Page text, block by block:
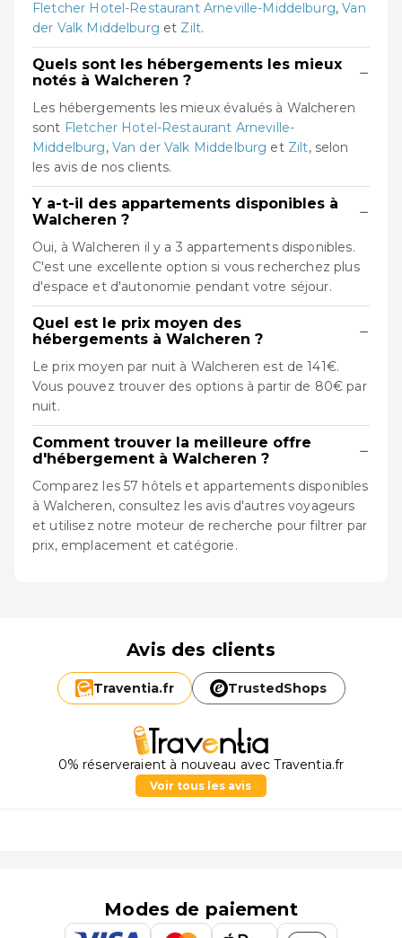
Fletcher Hotel-Restaurant Arneville-Middelburg,Van
der Valk Middelburg et Zilt.
Quels sont les hébergements les mieux
notés à Walcheren ?
−
Les hébergements les mieux évalués à Walcheren
sont Fletcher Hotel-Restaurant Arneville-
Middelburg, Van der Valk Middelburg et Zilt, selon
les avis de nos clients.
Y a-t-il des appartements disponibles à
Walcheren ?
−
Oui, à Walcheren il y a 3 appartements disponibles.
C'est une excellente option si vous recherchez plus
d'espace et d'autonomie pendant votre séjour.
Quel est le prix moyen des
hébergements à Walcheren ?
−
Le prix moyen par nuit à Walcheren est de 141€.
Vous pouvez trouver des options à partir de 80€ par
nuit.
Comment trouver la meilleure offre
d'hébergement à Walcheren ?
−
Comparez les 57 hôtels et appartements disponibles
à Walcheren, consultez les avis d'autres voyageurs
et utilisez notre moteur de recherche pour filtrer par
prix, emplacement et catégorie.
Avis des clients
Traventia.fr TrustedShops
0% réserveraient à nouveau avec Traventia.fr
Voir tous les avis
Modes de paiement